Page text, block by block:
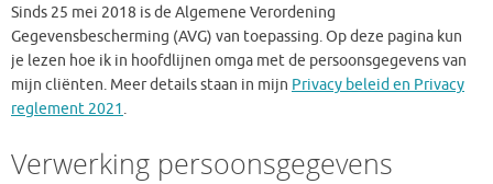
Sinds 25 mei 2018 is de Algemene Verordening
Gegevensbescherming (AVG) van toepassing. Op deze pagina kun
je lezen hoe ik in hoofdlijnen omga met de persoonsgegevens van
mijn cliënten. Meer details staan in mijn Privacy beleid en Privacy
reglement 2021.
Verwerking persoonsgegevens